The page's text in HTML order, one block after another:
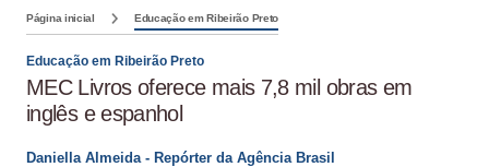
Página inicial Educação em Ribeirão Preto
Educação em Ribeirão Preto
MEC Livros oferece mais 7,8 mil obras em
inglês e espanhol
Daniella Almeida - Repórter da Agência Brasil